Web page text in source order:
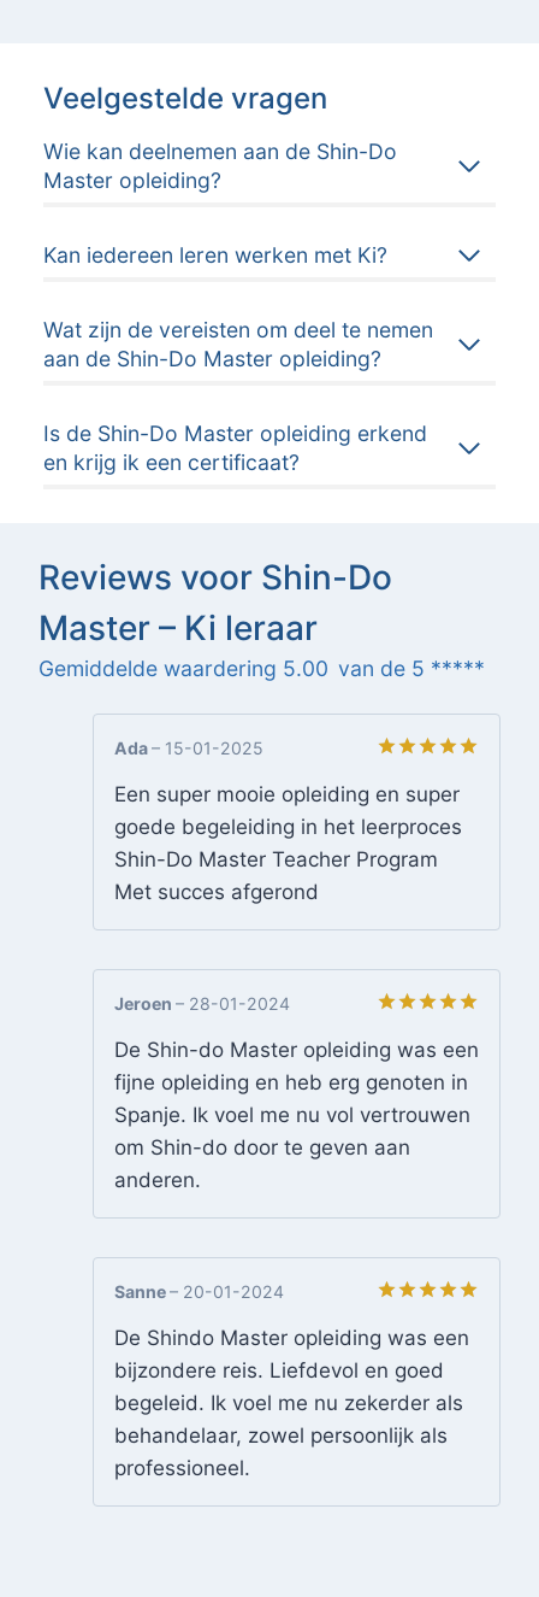
Veelgestelde vragen
Wie kan deelnemen aan de Shin-Do
Master opleiding?
Kan iedereen leren werken met Ki?
Wat zijn de vereisten om deel te nemen
aan de Shin-Do Master opleiding?
Is de Shin-Do Master opleiding erkend
en krijg ik een certificaat?
Reviews voor Shin-Do
Master – Ki leraar
Gemiddelde waardering 5.00 van de 5 *****
5uit 5
Ada– 15-01-2025
Een super mooie opleiding en super
goede begeleiding in het leerproces
Shin-Do Master Teacher Program
Met succes afgerond
5uit 5
Jeroen – 28-01-2024
De Shin-do Master opleiding was een
fijne opleiding en heb erg genoten in
Spanje. Ik voel me nu vol vertrouwen
om Shin-do door te geven aan
anderen.
5 uit 5
Sanne– 20-01-2024
De Shindo Master opleiding was een
bijzondere reis. Liefdevol en goed
begeleid. Ik voel me nu zekerder als
behandelaar, zowel persoonlijk als
professioneel.